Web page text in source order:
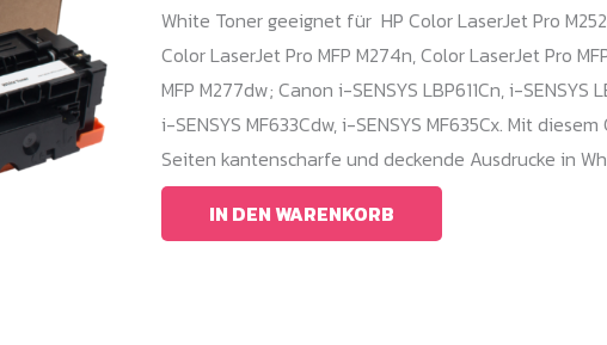
White Toner geeignet für HP Color LaserJet Pro
Color LaserJet Pro MFP M274n, Color LaserJet Pro
MFP M277dw; Canon i-SENSYS LBP611Cn, i-SENSYS
i-SENSYS MF633Cdw, i-SENSYS MF635Cx. Mit
Seiten kantenscharfe und deckende Ausdrucke in
IN DEN WARENKORB